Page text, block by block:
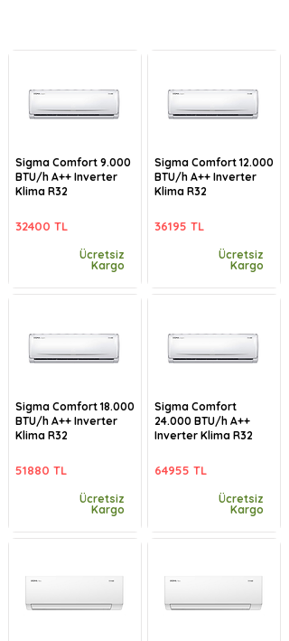
Sigma Comfort 9.000
BTU/h A++ Inverter
Klima R32
32400 TL
Ücretsiz
Kargo
Sigma Comfort 18.000
BTU/h A++ Inverter
Klima R32
51880 TL
Ücretsiz
Kargo
Sigma Comfort 12.000
BTU/h A++ Inverter
Klima R32
36195 TL
Ücretsiz
Kargo
Sigma Comfort
24.000 BTU/h A++
Inverter Klima R32
64955 TL
Ücretsiz
Kargo